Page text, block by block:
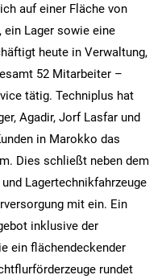
auf einer Fläche von
Lager sowie eine
heute in Verwaltung,
52 Mitarbeiter –
tätig. Techniplus hat
Agadir, Jorf Lasfar und
in Marokko das
Dies schließt neben dem
Lagertechnikfahrzeuge
mit ein. Ein
inklusive der
ein flächendeckender
rundet